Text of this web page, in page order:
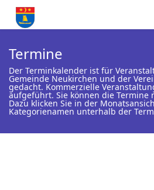
Termine
Der Terminkalender ist für
Gemeinde Neukirchen und der
gedacht. Kommerzielle
aufgeführt. Sie können die Termine
Dazu klicken Sie in der
Kategorienamen unterhalb der